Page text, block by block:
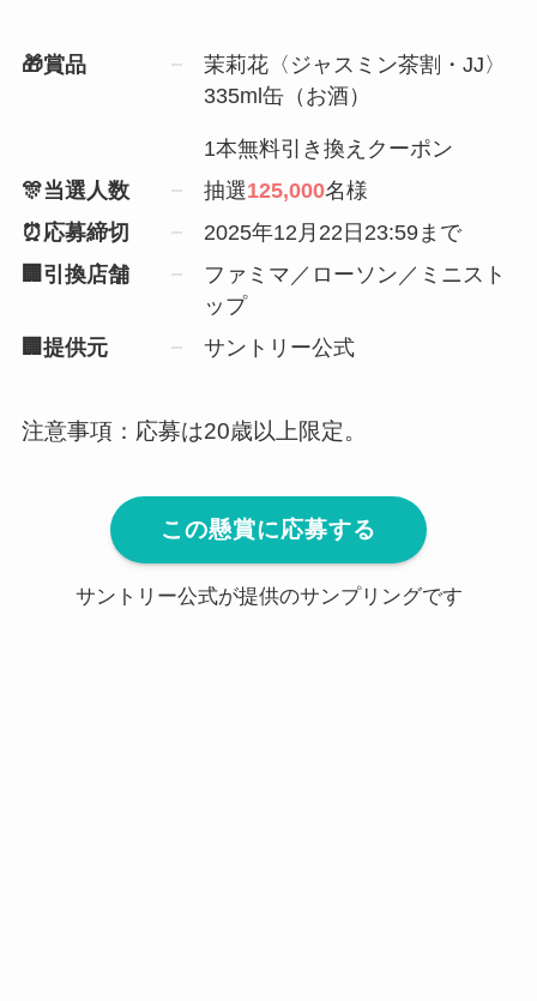
🎁賞品
茉莉花〈ジャスミン茶割・JJ〉
335ml缶（お酒）
1本無料引き換えクーポン
🎊当選人数
抽選125,000名様
⏰応募締切
2025年12月22日23:59まで
🏢引換店舗
ファミマ／ローソン／ミニスト
ップ
🏢提供元
サントリー公式
注意事項：応募は20歳以上限定。
この懸賞に応募する
サントリー公式が提供のサンプリングです